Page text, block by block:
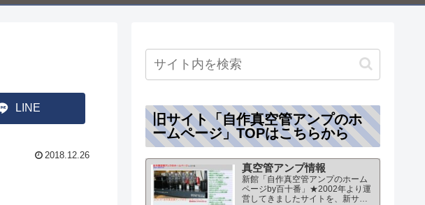
LINE
2018.12.26
旧サイト「自作真空管アンプのホ
ームページ」TOPはこちらから
真空管アンプ情報
新館「自作真空管アンプのホーム
ページby百十番」★2002年より運
営してきましたサイトを、新サイ